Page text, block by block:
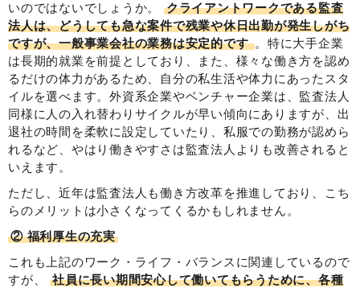
いのではないでしょうか。
クライアントワークである監査
法人は、どうしても急な案件で残業や休日出勤が発生しがち
ですが、一般事業会社の業務は安定的です 。特に大手企業
は長期的就業を前提としており、また、様々な働き方を認め
るだけの体力があるため、自分の私生活や体力にあったスタ
イルを選べます。外資系企業やベンチャー企業は、監査法人
同様に人の入れ替わりサイクルが早い傾向にありますが、出
退社の時間を柔軟に設定していたり、私服での勤務が認めら
れるなど、やはり働きやすさは監査法人よりも改善されると
いえます。
ただし、近年は監査法人も働き方改革を推進しており、こち
らのメリットは小さくなってくるかもしれません。
② 福利厚生の充実
これも上記のワーク・ライフ・バランスに関連しているので
すが、
社員に長い期間安心して働いてもらうために、各種